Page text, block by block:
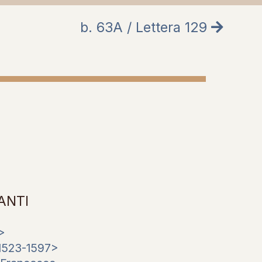
b. 63A / Lettera 129
1597>